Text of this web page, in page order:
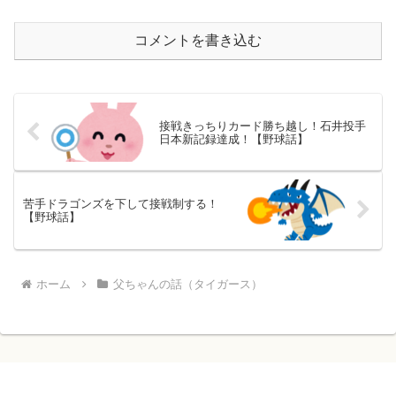
コメントを書き込む
接戦きっちりカード勝ち越し！石井投手
日本新記録達成！【野球話】
苦手ドラゴンズを下して接戦制する！
【野球話】
ホーム 父ちゃんの話（タイガース）